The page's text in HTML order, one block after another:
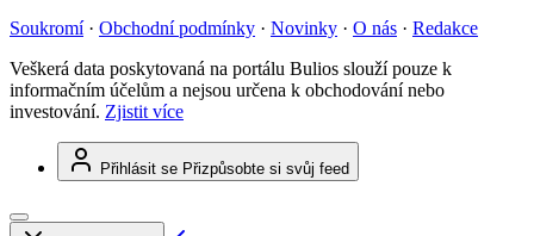
Soukromí · Obchodní podmínky · Novinky · O nás · Redakce
Veškerá data poskytovaná na portálu Bulios slouží pouze k
informačním účelům a nejsou určena k obchodování nebo
investování. Zjistit více
Přihlásit se Přizpůsobte si svůj feed